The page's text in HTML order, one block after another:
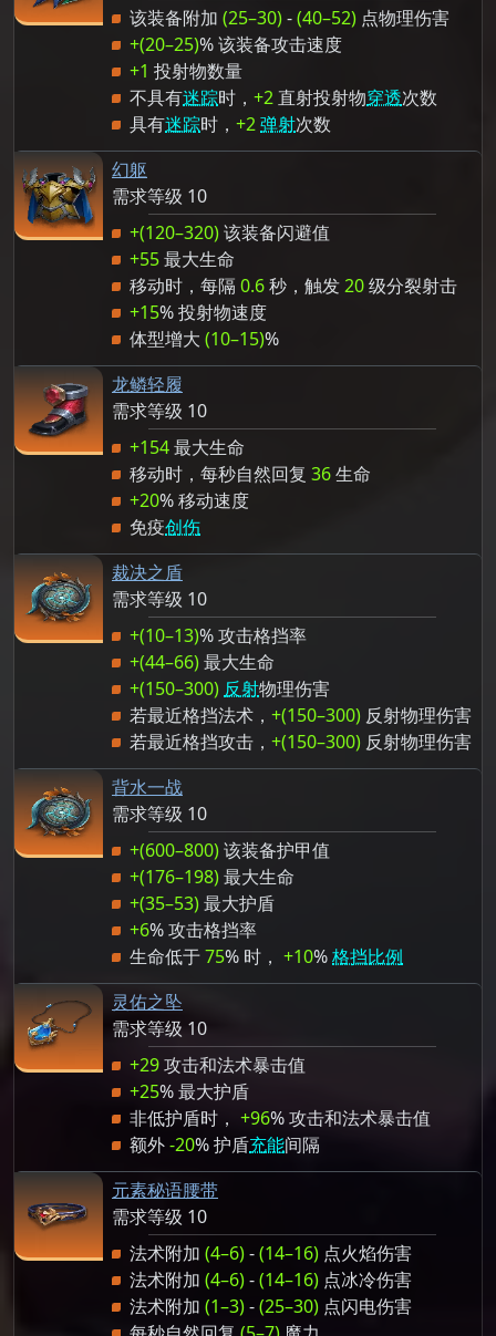
该装备附加 (25–30)-(40–52) 点物理伤害
+(20–25)% 该装备攻击速度
+1 投射物数量
不具有迷踪时， +2直射投射物穿透次数
具有迷踪时， +2弹射次数
幻躯
需求等级 10
+(120–320)该装备闪避值
+55最大生命
移动时，每隔 0.6秒，触发20级分裂射击
+15% 投射物速度
体型增大 (10–15)%
龙鳞轻履
需求等级 10
+154最大生命
移动时，每秒自然回复 36生命
+20% 移动速度
免疫创伤
裁决之盾
需求等级 10
+(10–13)% 攻击格挡率
+(44–66)最大生命
+(150–300) 反射物理伤害
若最近格挡法术， +(150–300) 反射物理伤害
若最近格挡攻击， +(150–300) 反射物理伤害
背水一战
需求等级 10
+(600–800)该装备护甲值
+(176–198)最大生命
+(35–53)最大护盾
+6% 攻击格挡率
生命低于75% 时， +10%格挡比例
灵佑之坠
需求等级 10
+29攻击和法术暴击值
+25% 最大护盾
非低护盾时， +96% 攻击和法术暴击值
额外-20% 护盾充能间隔
元素秘语腰带
需求等级 10
法术附加 (4–6)-(14–16) 点火焰伤害
法术附加 (4–6)-(14–16) 点冰冷伤害
法术附加 (1–3)-(25–30) 点闪电伤害